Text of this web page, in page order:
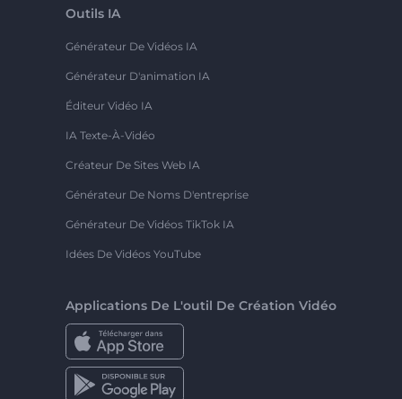
Outils IA
Générateur De Vidéos IA
Générateur D'animation IA
Éditeur Vidéo IA
IA Texte-À-Vidéo
Créateur De Sites Web IA
Générateur De Noms D'entreprise
Générateur De Vidéos TikTok IA
Idées De Vidéos YouTube
Applications De L'outil De Création Vidéo